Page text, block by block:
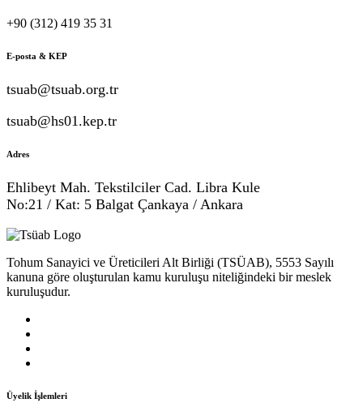
+90 (312) 419 35 31
E-posta & KEP
tsuab@tsuab.org.tr
tsuab@hs01.kep.tr
Adres
Ehlibeyt Mah. Tekstilciler Cad. Libra Kule
No:21 / Kat: 5 Balgat Çankaya / Ankara
Tohum Sanayici ve Üreticileri Alt Birliği (TSÜAB), 5553 Sayılı
kanuna göre oluşturulan kamu kuruluşu niteliğindeki bir meslek
kuruluşudur.
Üyelik İşlemleri